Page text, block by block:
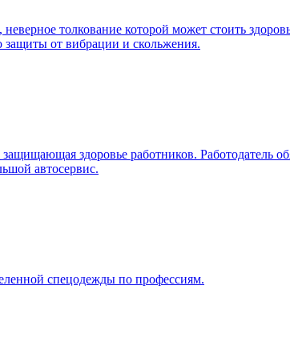
толкование которой может стоить
от вибрации и скольжения.
здоровье работников. Работодатель
автосервис.
спецодежды по профессиям.